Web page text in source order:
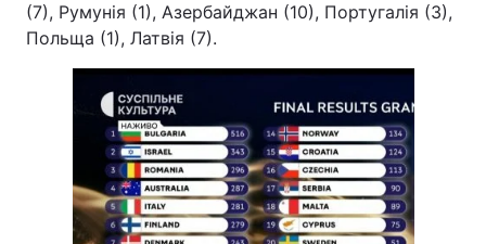
Інтерв'ю Думки
Контакти
(7), Румунія (1), Азербайджан (10), Португалія (3),
Польща (1), Латвія (7).